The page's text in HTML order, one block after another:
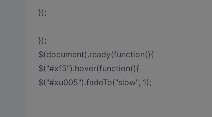
});
});
$(document).ready(function(){
$("#xf5").hover(function(){
$("#xu005").fadeTo("slow", 1);